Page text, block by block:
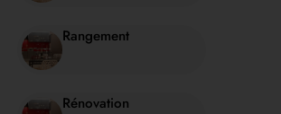
Rangement
Rénovation